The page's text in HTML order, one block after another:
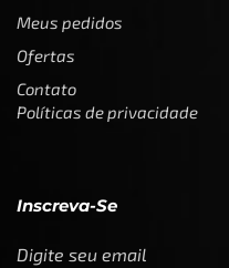
Meus pedidos
Ofertas
Contato
Políticas de privacidade
Inscreva-Se
Digite seu email